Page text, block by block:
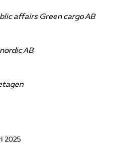
affairs Green cargo AB
AB
2025